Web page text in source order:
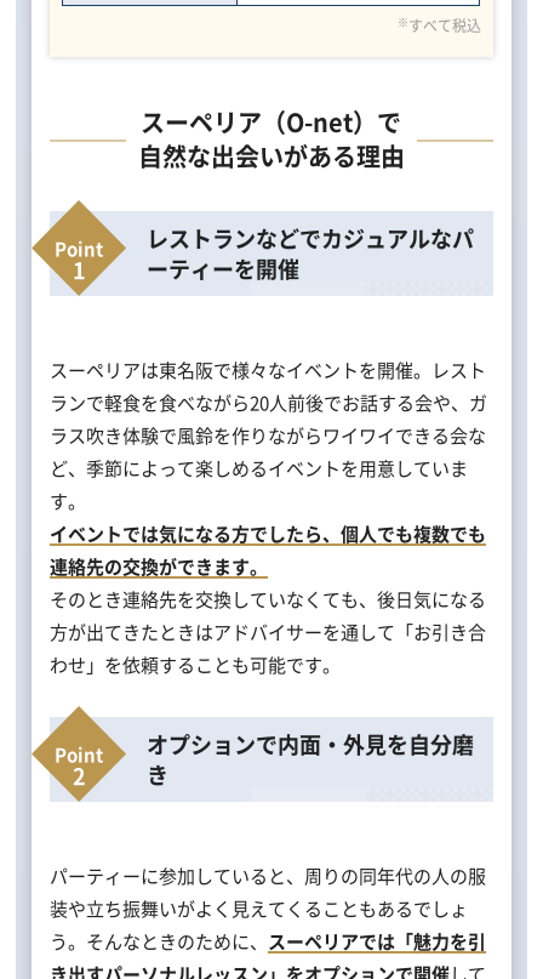
※すべて税込
スーペリア（O-net）で
自然な出会いがある理由
レストランなどでカジュアルなパ
ーティーを開催
スーペリアは東名阪で様々なイベントを開催。レスト
ランで軽食を食べながら20人前後でお話する会や、ガ
ラス吹き体験で風鈴を作りながらワイワイできる会な
ど、季節によって楽しめるイベントを用意していま
す。
イベントでは気になる方でしたら、個人でも複数でも
連絡先の交換ができます。
そのとき連絡先を交換していなくても、後日気になる
方が出てきたときはアドバイサーを通して「お引き合
わせ」を依頼することも可能です。
オプションで内面・外見を自分磨
き
パーティーに参加していると、周りの同年代の人の服
装や立ち振舞いがよく見えてくることもあるでしょ
う。そんなときのために、 スーペリアでは「魅力を引